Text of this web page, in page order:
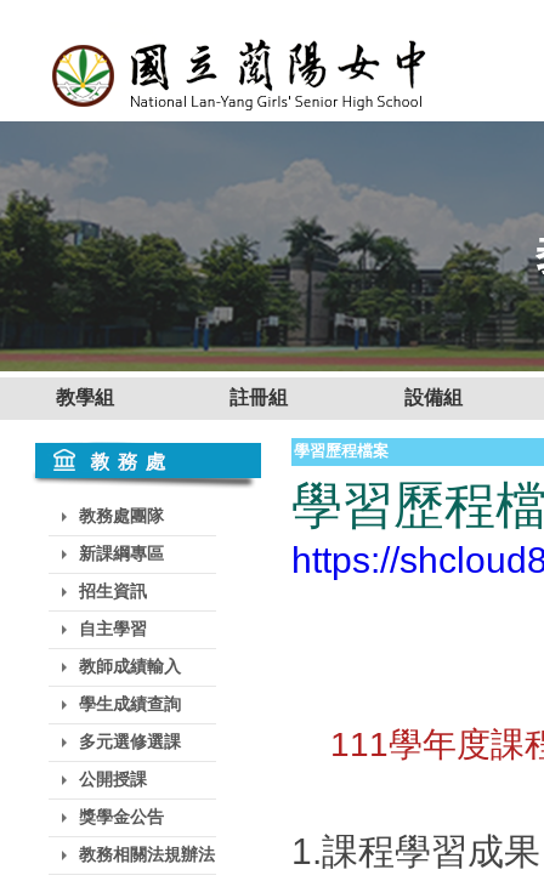
教學組 註冊組 設備組
教務處團隊
新課綱專區
招生資訊
自主學習
教師成績輸入
學生成績查詢
多元選修選課
公開授課
獎學金公告
教務相關法規辦法
學習歷程檔案
學習歷程
https://
111學年度課
1.課程學習成果